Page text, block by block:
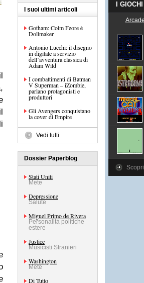
I suoi ultimi articoli
Gotham: Colm Feore è
Dollmaker
Antonio Lucchi: il disegno
in digitale a servizio
dell’avventura classica di
Adam Wild
I combattimenti di Batman
V Superman – iZombie,
parlano protagonisti e
produttori
Gli Avengers conquistano
la cover di Empire
Vedi tutti
Dossier Paperblog
Stati Uniti
Mete
Depressione
Salute
Miguel Primo de Rivera
Personalità politiche
estere
Justice
Musicisti Stranieri
Washington
Mete
Di Tutto
I
Arcade